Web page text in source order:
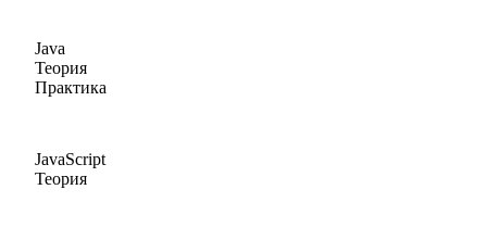
Java
Теория
Практика
JavaScript
Теория